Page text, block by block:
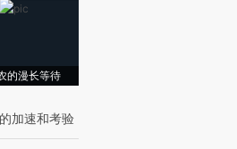
的漫长等待
加速和考验